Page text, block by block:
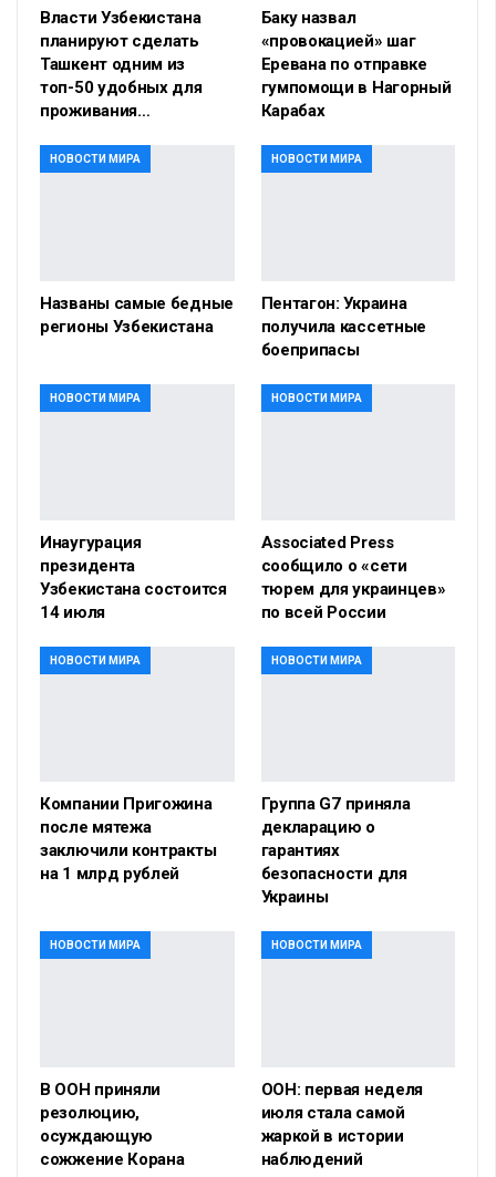
Власти Узбекистана
планируют сделать
Ташкент одним из
топ-50 удобных для
проживания…
Баку назвал
«провокацией» шаг
Еревана по отправке
гумпомощи в Нагорный
Карабах
НОВОСТИ МИРА
Названы самые бедные
регионы Узбекистана
НОВОСТИ МИРА
Пентагон: Украина
получила кассетные
боеприпасы
НОВОСТИ МИРА
Инаугурация
президента
Узбекистана состоится
14 июля
НОВОСТИ МИРА
Associated Press
сообщило о «сети
тюрем для украинцев»
по всей России
НОВОСТИ МИРА
Компании Пригожина
после мятежа
заключили контракты
на 1 млрд рублей
НОВОСТИ МИРА
Группа G7 приняла
декларацию о
гарантиях
безопасности для
Украины
НОВОСТИ МИРА
В ООН приняли
резолюцию,
осуждающую
сожжение Корана
НОВОСТИ МИРА
ООН: первая неделя
июля стала самой
жаркой в истории
наблюдений